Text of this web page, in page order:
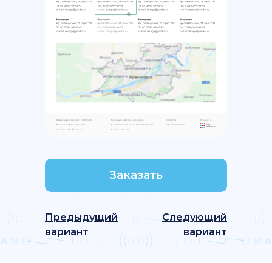
Заказать
Предыдущий
вариант
Следующий
вариант